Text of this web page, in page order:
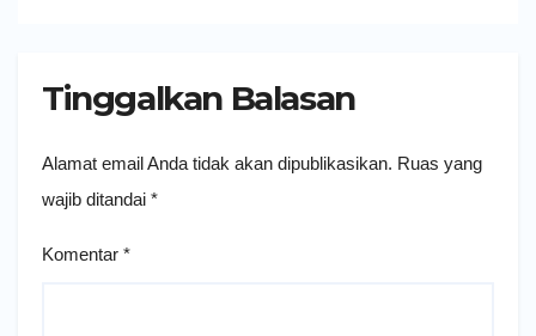
Tinggalkan Balasan
Alamat email Anda tidak akan dipublikasikan. Ruas yang
wajib ditandai *
Komentar *